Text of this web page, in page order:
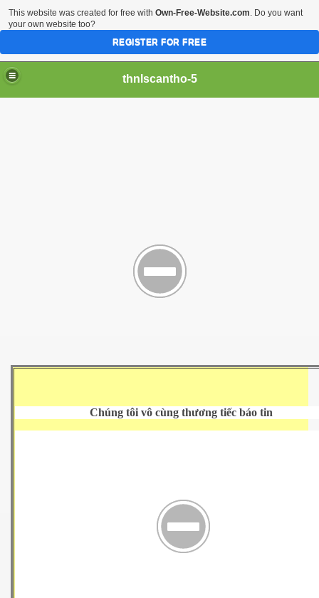
thnlscantho-5
Chúng tôi vô cùng thương tiếc báo tin
This website was created for free with Own-Free-Website.com. Do you want
your own website too?
REGISTER FOR FREE